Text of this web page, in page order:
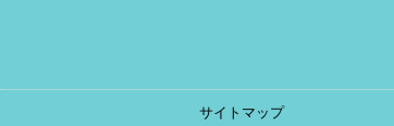
サイトマップ